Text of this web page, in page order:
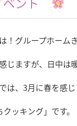
！グループホーム
じますが、日中は
は、3月に春を感
ッキング」です。